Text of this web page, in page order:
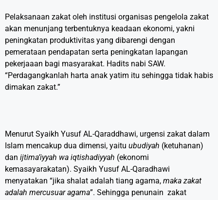
Pelaksanaan zakat oleh institusi organisas pengelola zakat
akan menunjang terbentuknya keadaan ekonomi, yakni
peningkatan produktivitas yang dibarengi dengan
pemerataan pendapatan serta peningkatan lapangan
pekerjaaan bagi masyarakat. Hadits nabi SAW.
“Perdagangkanlah harta anak yatim itu sehingga tidak habis
dimakan zakat.”
Menurut Syaikh Yusuf AL-Qaraddhawi, urgensi zakat dalam
Islam mencakup dua dimensi, yaitu ubudiyah (ketuhanan)
dan ijtima’iyyah wa iqtishadiyyah (ekonomi
kemasayarakatan). Syaikh Yusuf AL-Qaradhawi
menyatakan “jika shalat adalah tiang agama, maka zakat
adalah mercusuar agama”. Sehingga penunain zakat